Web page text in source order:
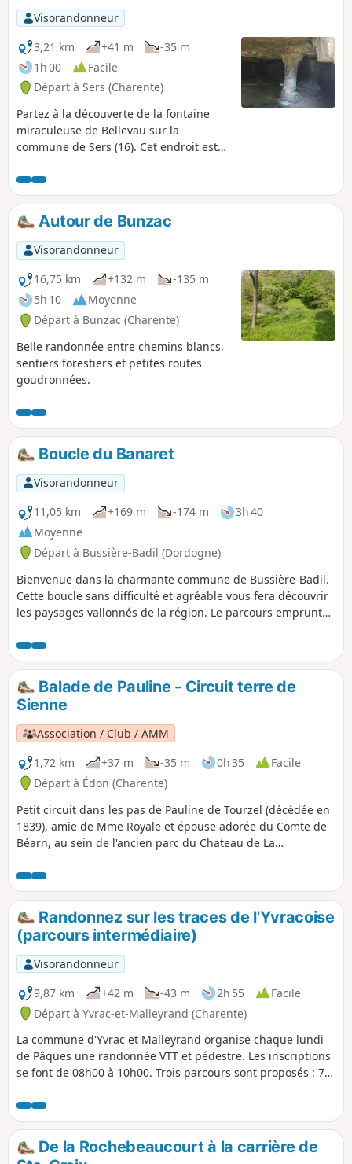
Visorandonneur
3,21 km
+41 m
-35 m
1h 00
Facile
Départ à Sers (Charente)
Partez à la découverte de la fontaine
miraculeuse de Bellevau sur la
commune de Sers (16). Cet endroit est
chapelle souterraine et une fontaine
mises en valeur dans un écrin de
verdure et de fraîcheur. En arrivant par
le chemin muletier, vous longerez des
restes d'habitations troglodytiques
jusqu'à la chapelle dont une partie est
souterraine (propriétés privées).
Derrière la chapelle, à flanc de rocher et
à l'abri des arbres, quelques cavités
abritent des emblèmes religieux et des
signes de recueil.
Autour de Bunzac
Visorandonneur
16,75 km
+132 m
-135 m
5h 10
Moyenne
Départ à Bunzac (Charente)
Belle randonnée entre chemins blancs,
sentiers forestiers et petites routes
goudronnées.
Boucle du Banaret
Visorandonneur
11,05 km
+169 m -174 m
3h 40
Moyenne
Départ à Bussière-Badil (Dordogne)
Bienvenue dans la charmante commune de Bussière-Badil.
Cette boucle sans difficulté et agréable vous fera découvrir
les paysages vallonnés de la région. Le parcours emprunte
passages sur de petites routes goudronnées. Vous pourrez
profiter de magnifiques vues sur les collines environnantes
et traverser des zones boisées préservées. Préparez-vous à
passer une journée agréable en pleine nature !
Balade de Pauline - Circuit terre de
Sienne
Association / Club / AMM
1,72 km
+37 m -35 m 0h 35
Facile
Départ à Édon (Charente)
Petit circuit dans les pas de Pauline de Tourzel (décédée en
1839), amie de Mme Royale et épouse adorée du Comte de
Béarn, au sein de l'ancien parc du Chateau de La
Randonnez sur les traces de l'Yvracoise
(parcours intermédiaire)
Visorandonneur
9,87 km
+42 m -43 m 2h 55
Facile
Départ à Yvrac-et-Malleyrand (Charente)
La commune d'Yvrac et Malleyrand organise chaque lundi
de Pâques une randonnée VTT et pédestre. Les inscriptions
se font de 08h00 à 10h00. Trois parcours sont proposés : 7,5
km).
De la Rochebeaucourt à la carrière de